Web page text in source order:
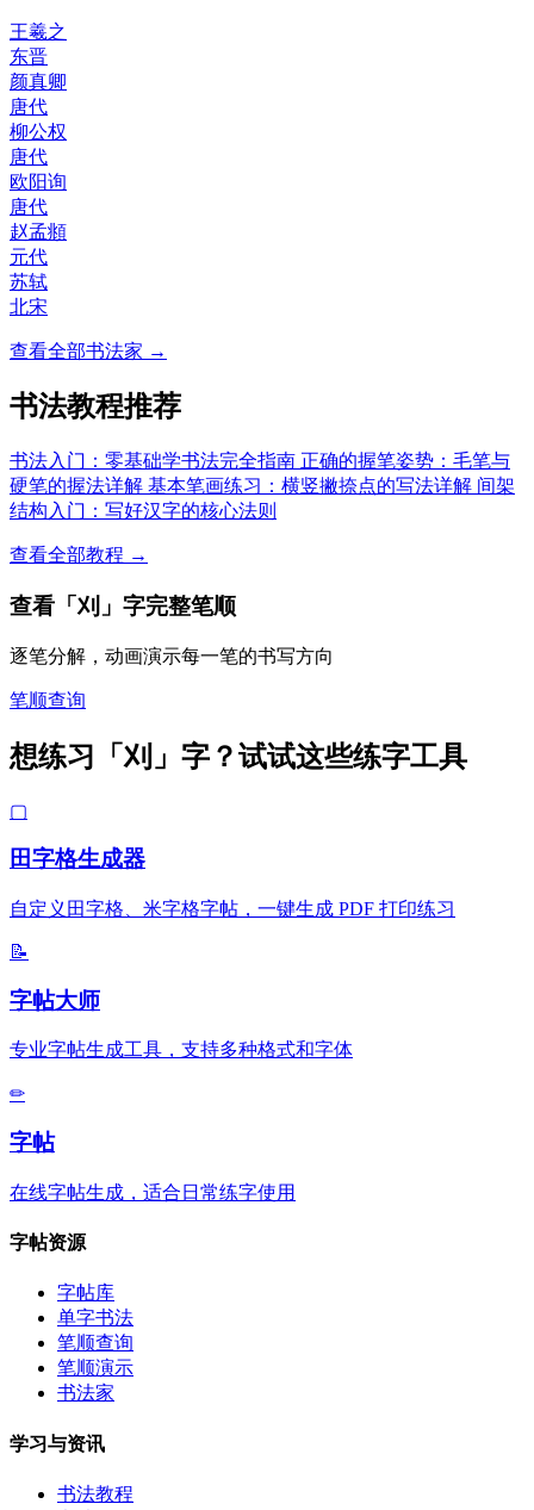
王羲之
东晋
颜真卿
唐代
柳公权
唐代
欧阳询
唐代
赵孟頫
元代
苏轼
北宋
查看全部书法家 →
书法教程推荐
书法入门：零基础学书法完全指南 正确的握笔姿势：毛笔与
硬笔的握法详解 基本笔画练习：横竖撇捺点的写法详解 间架
结构入门：写好汉字的核心法则
查看全部教程 →
查看「刈」字完整笔顺
逐笔分解，动画演示每一笔的书写方向
笔顺查询
想练习「刈」字？试试这些练字工具
▢
田字格生成器
自定义田字格、米字格字帖，一键生成 PDF 打印练习
📝
字帖大师
专业字帖生成工具，支持多种格式和字体
✏
字帖
在线字帖生成，适合日常练字使用
字帖资源
字帖库
单字书法
笔顺查询
笔顺演示
书法家
学习与资讯
书法教程